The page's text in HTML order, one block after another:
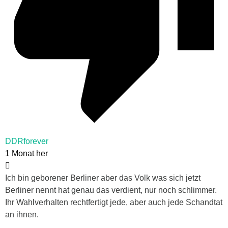
DDRforever
1 Monat her
Ich bin geborener Berliner aber das Volk was sich jetzt
Berliner nennt hat genau das verdient, nur noch schlimmer.
Ihr Wahlverhalten rechtfertigt jede, aber auch jede Schandtat
an ihnen.